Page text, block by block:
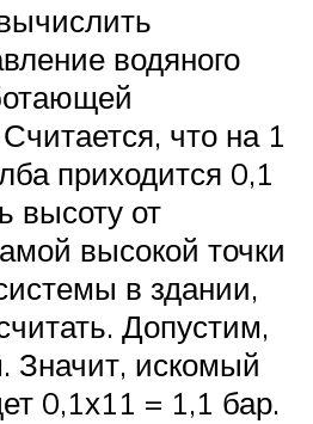
водяного
что на 1
приходится 0,1
высоту от
высокой точки
в здании,
Допустим,
Значит, искомый
0,1х11 = 1,1 бар.